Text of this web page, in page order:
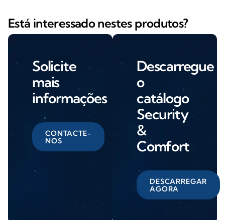
Está interessado nestes produtos?
Solicite
mais
informações
CONTACTE-
NOS
Descarregue
o
catálogo
Security
&
Comfort
DESCARREGAR
AGORA